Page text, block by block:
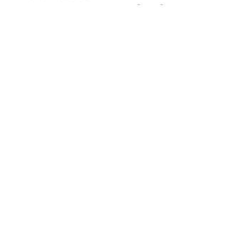
Se por acaso seu quadro chegar